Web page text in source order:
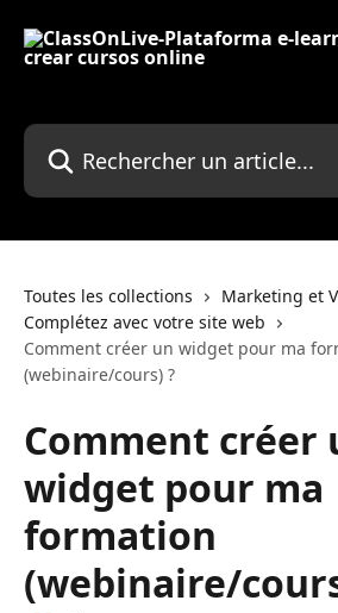
Rechercher un article...
Toutes les collections
Marketing et
Complétez avec votre site web
Comment créer un widget pour ma
(webinaire/cours) ?
Comment créer
widget pour ma
formation
(webinaire/